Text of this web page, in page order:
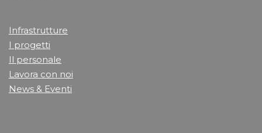
Infrastrutture
I progetti
Il personale
Lavora con noi
News & Eventi